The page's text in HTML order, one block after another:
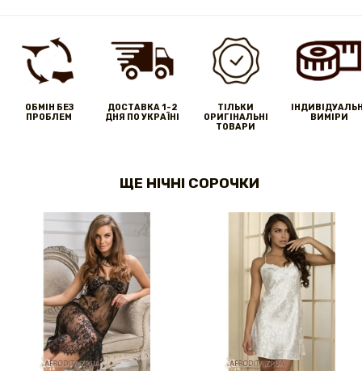
ОБМІН БЕЗ
ПРОБЛЕМ
ДОСТАВКА 1-2
ДНЯ ПО УКРАЇНІ
ТІЛЬКИ
ОРИГІНАЛЬНІ
ТОВАРИ
ВИМІРИ
ЩЕ НІЧНІ СОРОЧКИ